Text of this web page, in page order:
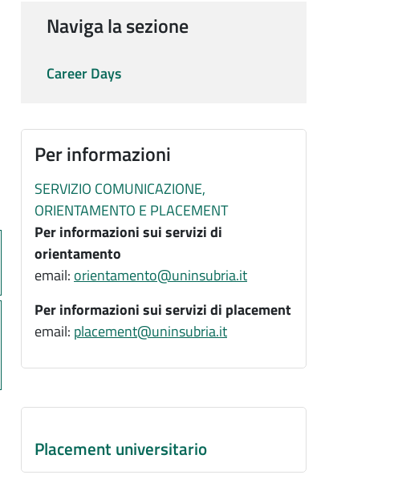
Naviga la sezione
Career Days
Per informazioni
SERVIZIO COMUNICAZIONE,
ORIENTAMENTO E PLACEMENT
Per informazioni sui servizi di
orientamento
email: orientamento@uninsubria.it
Per informazioni sui servizi di placement
email: placement@uninsubria.it
Placement universitario